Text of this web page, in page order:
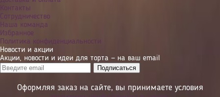
Контакты
Сотрудничество
Наша команда
Избранное
Политика конфиденциальности
Новости и акции
Акции, новости и идеи для торта — на ваш email
Оформляя заказ на сайте, вы принимаете условия